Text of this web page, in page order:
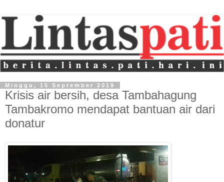
Minggu, 15 September 2019
Krisis air bersih, desa Tambahagung
Tambakromo mendapat bantuan air dari
donatur